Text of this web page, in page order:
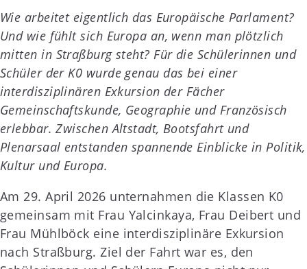
tWie arbeitet eigentlich das Europäische Parlament?
Und wie fühlt sich Europa an, wenn man plötzlich
mitten in Straßburg steht? Für die Schülerinnen und
Schüler der K0 wurde genau das bei einer
interdisziplinären Exkursion der Fächer
Gemeinschaftskunde, Geographie und Französisch
erlebbar. Zwischen Altstadt, Bootsfahrt und
Plenarsaal entstanden spannende Einblicke in Politik,
Kultur und Europa.
Am 29. April 2026 unternahmen die Klassen K0
gemeinsam mit Frau Yalcinkaya, Frau Deibert und
Frau Mühlböck eine interdisziplinäre Exkursion
nach Straßburg. Ziel der Fahrt war es, den